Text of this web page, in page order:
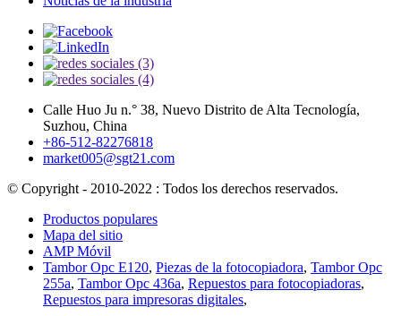
Calle Huo Ju n.° 38, Nuevo Distrito de Alta Tecnología,
Suzhou, China
+86-512-82276818
market005@sgt21.com
© Copyright - 2010-2022 : Todos los derechos reservados.
Productos populares
Mapa del sitio
AMP Móvil
Tambor Opc E120, Piezas de la fotocopiadora, Tambor Opc
255a, Tambor Opc 436a, Repuestos para fotocopiadoras,
Repuestos para impresoras digitales,